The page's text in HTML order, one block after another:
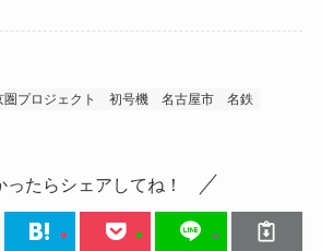
圏プロジェクト 初号機 名古屋市
名鉄
ったらシェアしてね！